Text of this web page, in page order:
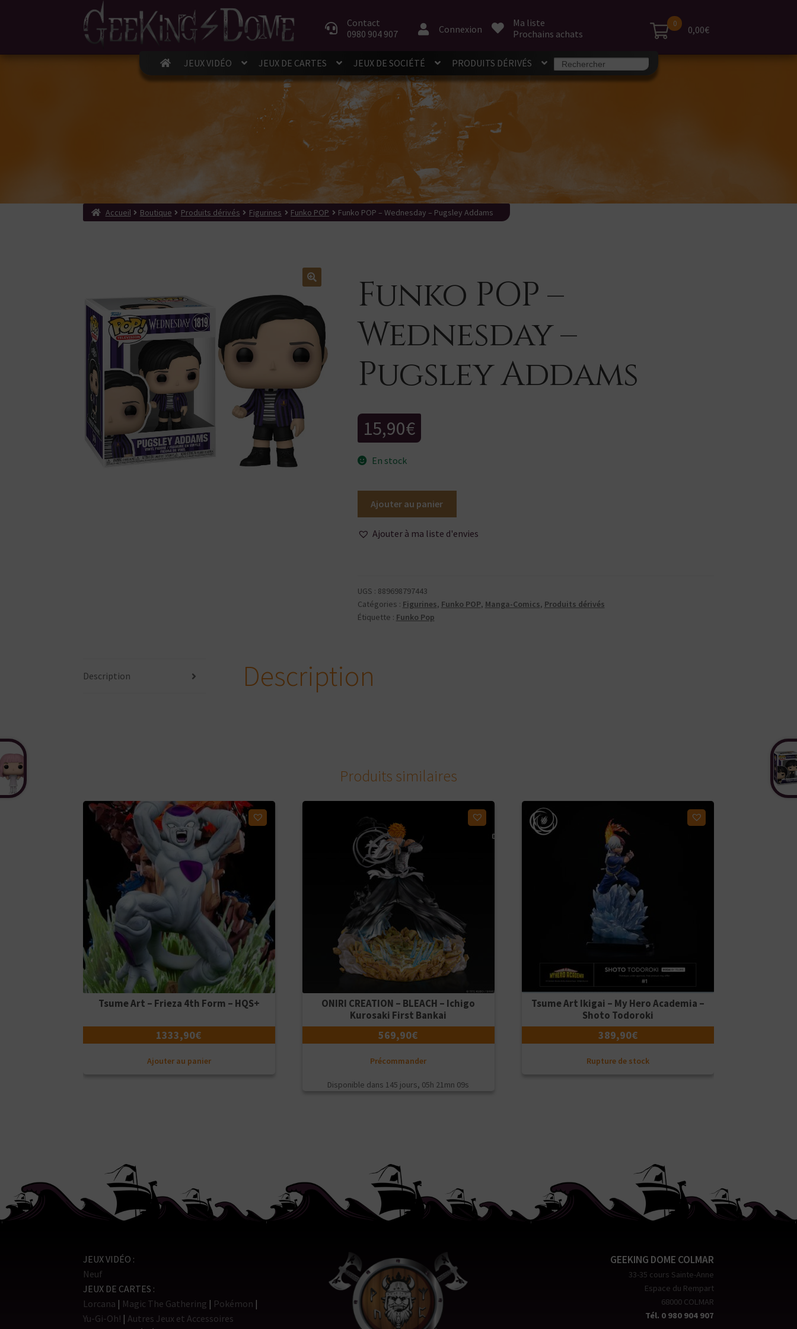
àau
contenu
Contact
0980 904 907
Connexion
Ma liste
Prochains achats
JEUX VIDÉO JEUX DE CARTES JEUX DE SOCIÉTÉ PRODUITS DÉRIVÉS
Search
for:
0
0,00€
Accueil Boutique Produits dérivés Figurines Funko POP Funko POP – Wednesday – Pugsley Addams
Funko POP –
Wednesday –
Pugsley Addams
15,90€
En stock
POP
-
Pugsley
Addams
Ajouter au panier
Ajouter à ma liste d'envies
UGS : 889698797443
Catégories : Figurines, Funko POP, Manga-Comics, Produits dérivés
Étiquette : Funko Pop
Description Description
Produits similaires
Tsume Art – Frieza 4th Form – HQS+
1333,90€
Ajouter au panier
Ajouter à ma liste d'envies
ONIRI CREATION – BLEACH – Ichigo
Kurosaki First Bankai
569,90€
Précommander
Disponible dans 145 jours, 05h 21mn 09s
Ajouter à ma liste d'envies
Tsume Art Ikigai – My Hero Academia –
Shoto Todoroki
389,90€
Rupture de stock
Ajouter à ma liste d'envies
JEUX VIDÉO
Neuf
JEUX DE CARTES
Lorcana
Magic The Gathering
Pokémon
Yu-Gi-Oh!
Autres Jeux et Accessoires
GEEKING DOME COLMAR
33-35 cours Sainte-Anne
Espace du Rempart
68000 COLMAR
Tél. 0 980 904 907